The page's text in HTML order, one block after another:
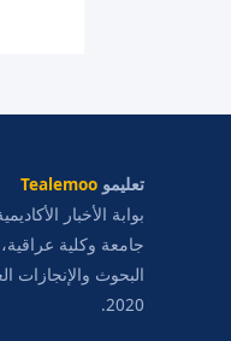
تعليمو Tealemoo
جامعة وكلية
البحوث والإنجازات
2020.